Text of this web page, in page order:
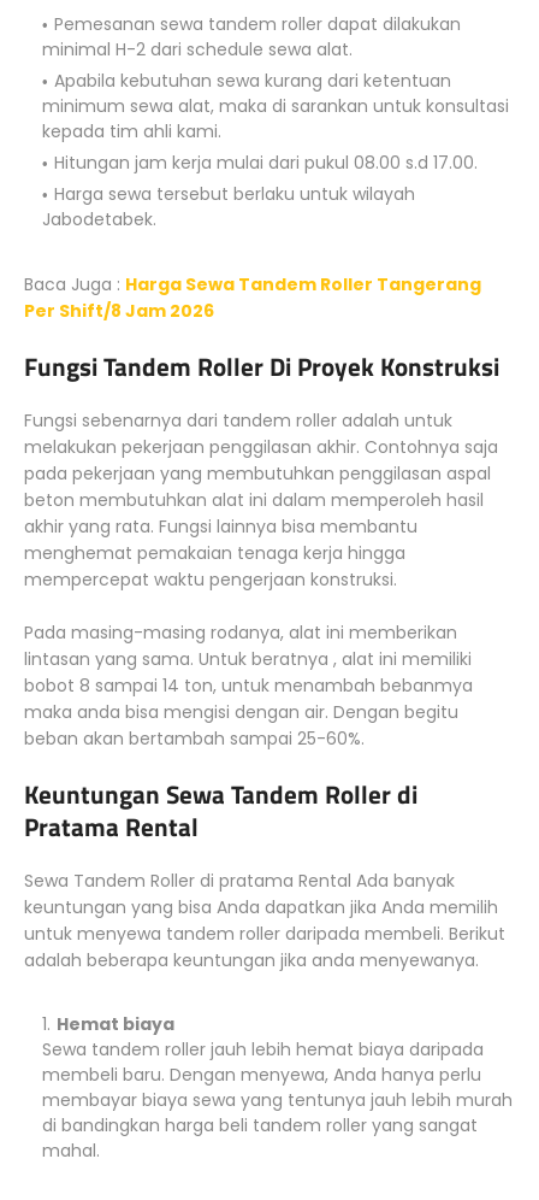
Pemesanan sewa tandem roller dapat dilakukan
minimal H-2 dari schedule sewa alat.
Apabila kebutuhan sewa kurang dari ketentuan
minimum sewa alat, maka di sarankan untuk konsultasi
kepada tim ahli kami.
Hitungan jam kerja mulai dari pukul 08.00 s.d 17.00.
Harga sewa tersebut berlaku untuk wilayah
Jabodetabek.
Baca Juga : Harga Sewa Tandem Roller Tangerang
Per Shift/8 Jam 2026
Fungsi Tandem Roller Di Proyek Konstruksi
Fungsi sebenarnya dari tandem roller adalah untuk
melakukan pekerjaan penggilasan akhir. Contohnya saja
pada pekerjaan yang membutuhkan penggilasan aspal
beton membutuhkan alat ini dalam memperoleh hasil
akhir yang rata. Fungsi lainnya bisa membantu
menghemat pemakaian tenaga kerja hingga
mempercepat waktu pengerjaan konstruksi.
Pada masing-masing rodanya, alat ini memberikan
lintasan yang sama. Untuk beratnya , alat ini memiliki
bobot 8 sampai 14 ton, untuk menambah bebanmya
maka anda bisa mengisi dengan air. Dengan begitu
beban akan bertambah sampai 25-60%.
Keuntungan Sewa Tandem Roller di
Pratama Rental
Sewa Tandem Roller di pratama Rental Ada banyak
keuntungan yang bisa Anda dapatkan jika Anda memilih
untuk menyewa tandem roller daripada membeli. Berikut
adalah beberapa keuntungan jika anda menyewanya.
Hemat biaya
Sewa tandem roller jauh lebih hemat biaya daripada
membeli baru. Dengan menyewa, Anda hanya perlu
membayar biaya sewa yang tentunya jauh lebih murah
di bandingkan harga beli tandem roller yang sangat
mahal.